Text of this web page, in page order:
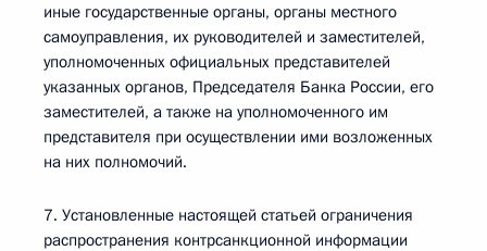
иные государственные органы, органы местного
самоуправления, их руководителей и заместителей,
уполномоченных официальных представителей
указанных органов, Председателя Банка России, его
заместителей, а также на уполномоченного им
представителя при осуществлении ими возложенных
на них полномочий.
7. Установленные настоящей статьей ограничения
распространения контрсанкционной информации